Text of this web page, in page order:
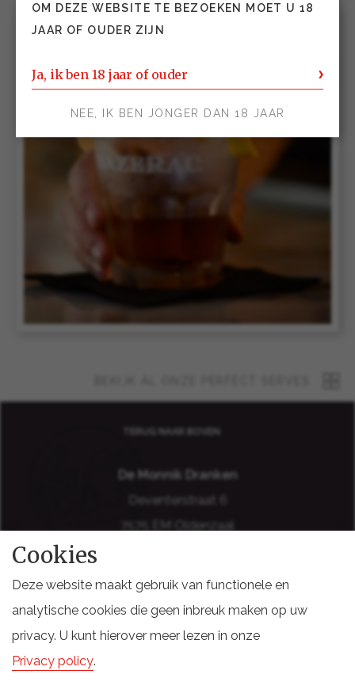
De Monnik Dranken
Deventerstraat 6
7575 EM Oldenzaal
DISCLAIMER
LEVERINGSVOORWAARDEN
OM DEZE WEBSITE TE BEZOEKEN MOET U 18
JAAR OF OUDER ZIJN
Ja, ik ben 18 jaar of ouder
NEE, IK BEN JONGER DAN 18 JAAR
Cookies
Deze website maakt gebruik van functionele en
analytische cookies die geen inbreuk maken op uw
privacy. U kunt hierover meer lezen in onze
Privacy policy.